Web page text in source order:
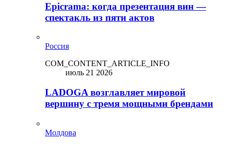
Epicrama: когда презентация вин —
спектакль из пяти актов
Россия
COM_CONTENT_ARTICLE_INFO
июль 21 2026
LADOGA возглавляет мировой
вершину с тремя мощными брендами
Молдова